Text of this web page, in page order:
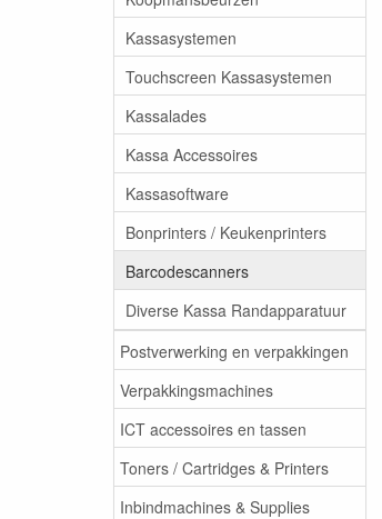
Kassasystemen
Touchscreen Kassasystemen
Kassalades
Kassa Accessoires
Kassasoftware
Bonprinters / Keukenprinters
Barcodescanners
Diverse Kassa Randapparatuur
Postverwerking en verpakkingen
Verpakkingsmachines
ICT accessoires en tassen
Toners / Cartridges & Printers
Inbindmachines & Supplies